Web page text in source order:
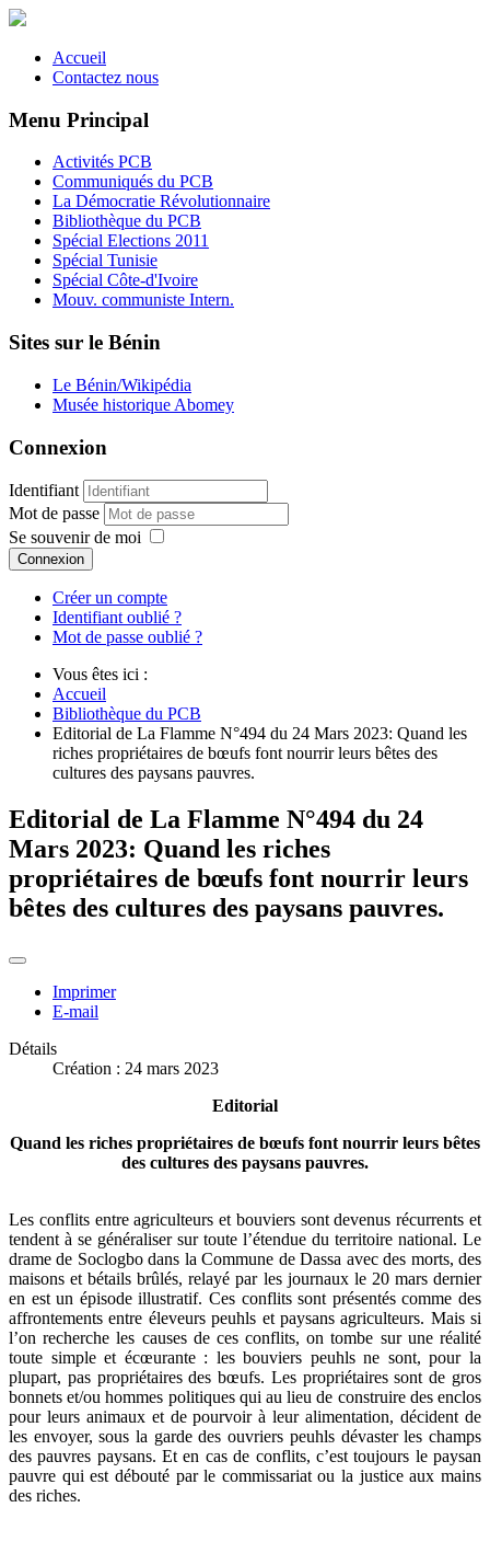
Accueil
Contactez nous
Menu Principal
Activités PCB
Communiqués du PCB
La Démocratie Révolutionnaire
Bibliothèque du PCB
Spécial Elections 2011
Spécial Tunisie
Spécial Côte-d'Ivoire
Mouv. communiste Intern.
Sites sur le Bénin
Le Bénin/Wikipédia
Musée historique Abomey
Connexion
Identifiant
Mot de passe
Se souvenir de moi
Connexion
Créer un compte
Identifiant oublié ?
Mot de passe oublié ?
Vous êtes ici :
Accueil
Bibliothèque du PCB
Editorial de La Flamme N°494 du 24 Mars 2023: Quand les
riches propriétaires de bœufs font nourrir leurs bêtes des
cultures des paysans pauvres.
Editorial de La Flamme N°494 du 24
Mars 2023: Quand les riches
propriétaires de bœufs font nourrir leurs
bêtes des cultures des paysans pauvres.
Imprimer
E-mail
Détails
Création : 24 mars 2023
Editorial
Quand les riches propriétaires de bœufs font nourrir leurs bêtes
des cultures des paysans pauvres.
Les conflits entre agriculteurs et bouviers sont devenus récurrents et
tendent à se généraliser sur toute l’étendue du territoire national. Le
drame de Soclogbo dans la Commune de Dassa avec des morts, des
maisons et bétails brûlés, relayé par les journaux le 20 mars dernier
en est un épisode illustratif. Ces conflits sont présentés comme des
affrontements entre éleveurs peuhls et paysans agriculteurs. Mais si
l’on recherche les causes de ces conflits, on tombe sur une réalité
toute simple et écœurante : les bouviers peuhls ne sont, pour la
plupart, pas propriétaires des bœufs. Les propriétaires sont de gros
bonnets et/ou hommes politiques qui au lieu de construire des enclos
pour leurs animaux et de pourvoir à leur alimentation, décident de
les envoyer, sous la garde des ouvriers peuhls dévaster les champs
des pauvres paysans. Et en cas de conflits, c’est toujours le paysan
pauvre qui est débouté par le commissariat ou la justice aux mains
des riches.